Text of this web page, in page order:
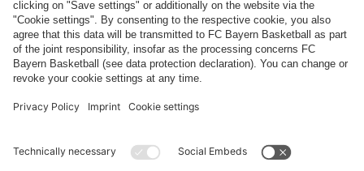
FC Bayern Store App